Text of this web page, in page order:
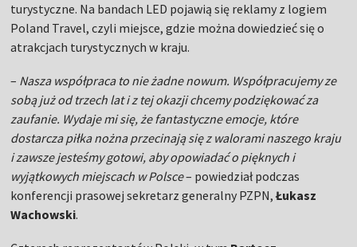
turystyczne. Na bandach LED pojawią się reklamy z logiem
Poland Travel, czyli miejsce, gdzie można dowiedzieć się o
atrakcjach turystycznych w kraju.
– Nasza współpraca to nie żadne nowum. Współpracujemy ze
sobą już od trzech lat i z tej okazji chcemy podziękować za
zaufanie. Wydaje mi się, że fantastyczne emocje, które
dostarcza piłka nożna przecinają się z walorami naszego kraju
i zawsze jesteśmy gotowi, aby opowiadać o pięknych i
wyjątkowych miejscach w Polsce– powiedział podczas
konferencji prasowej sekretarz generalny PZPN,Łukasz
Wachowski.